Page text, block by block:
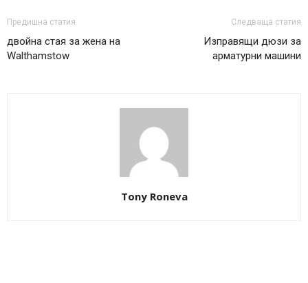
Предишна статия
двойна стая за жена на
Walthamstow
Следваща статия
Изправящи дюзи за
арматурни машини
Tony Roneva